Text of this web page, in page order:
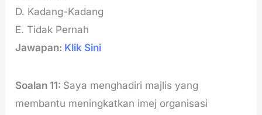
D. Kadang-Kadang
E. Tidak Pernah
Jawapan: Klik Sini
Soalan 11: Saya menghadiri majlis yang
membantu meningkatkan imej organisasi